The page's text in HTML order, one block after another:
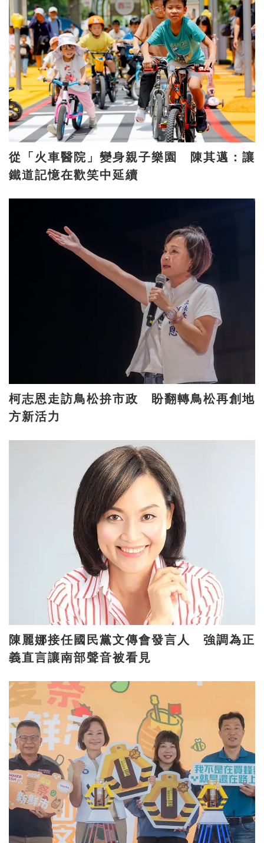
從「火車醫院」變身親子樂園 陳其邁：讓
鐵道記憶在歡笑中延續
柯志恩走訪鳥松拚市政 盼翻轉鳥松再創地
方新活力
陳麗娜接任國民黨文傳會發言人 強調為正
義直言讓南部聲音被看見